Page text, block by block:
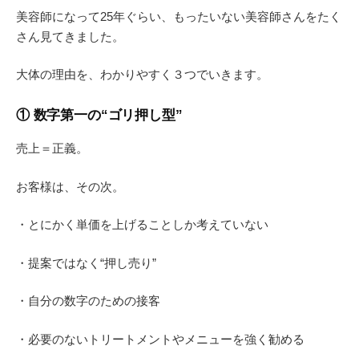
美容師になって25年ぐらい、もったいない美容師さんをたく
さん見てきました。
大体の理由を、わかりやすく３つでいきます。
① 数字第一の“ゴリ押し型”
売上＝正義。
お客様は、その次。
・とにかく単価を上げることしか考えていない
・提案ではなく“押し売り”
・自分の数字のための接客
・必要のないトリートメントやメニューを強く勧める